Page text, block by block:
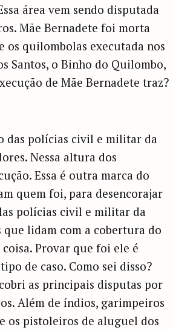
área vem sendo disputada
Mãe Bernadete foi morta
os quilombolas executada nos
Santos, o Binho do Quilombo,
de Mãe Bernadete traz?
das polícias civil e militar da
Nessa altura dos
Essa é outra marca do
quem foi, para desencorajar
polícias civil e militar da
lidam com a cobertura do
Provar que foi ele é
de caso. Como sei disso?
as principais disputas por
Além de índios, garimpeiros
os pistoleiros de aluguel dos